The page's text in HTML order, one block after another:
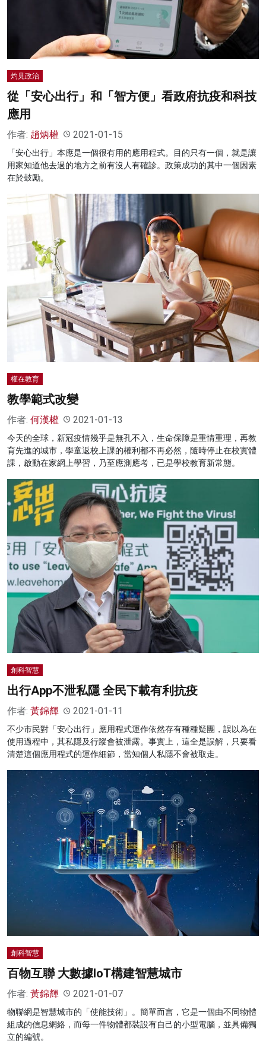
灼見政治
從「安心出行」和「智方便」看政府抗疫和科技
應用
作者: 趙炳權 2021-01-15
「安心出行」本應是一個很有用的應用程式。目的只有一個，就是讓
用家知道他去過的地方之前有沒人有確診。政策成功的其中一個因素
在於鼓勵。
權在教育
教學範式改變
作者: 何漢權 2021-01-13
今天的全球，新冠疫情幾乎是無孔不入，生命保障是重情重理，再教
育先進的城市，學童返校上課的權利都不再必然，隨時停止在校實體
課，啟動在家網上學習，乃至應測應考，已是學校教育新常態。
創科智慧
出行App不泄私隱 全民下載有利抗疫
作者: 黃錦輝 2021-01-11
不少市民對「安心出行」應用程式運作依然存有種種疑團，誤以為在
使用過程中，其私隱及行蹤會被泄露。事實上，這全是誤解，只要看
清楚這個應用程式的運作細節，當知個人私隱不會被取走。
創科智慧
百物互聯 大數據IoT構建智慧城市
作者: 黃錦輝 2021-01-07
物聯網是智慧城市的「使能技術」。簡單而言，它是一個由不同物體
組成的信息網絡，而每一件物體都裝設有自己的小型電腦，並具備獨
立的編號。